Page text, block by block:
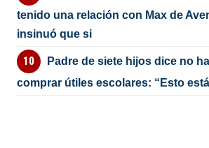
tenido una relación con Max de
insinuó que si
Padre de siete hijos dice no
comprar útiles escolares: “Esto